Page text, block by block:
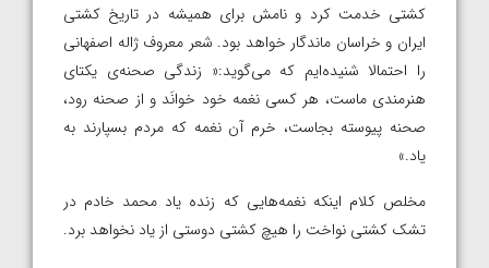
کشتی خدمت کرد و نامش برای همیشه در تاریخ کشتی
ایران و‌ خراسان ماندگار خواهد بود. شعر معروف ژاله اصفهانی
را احتمالا شنیده‌ایم که می‌گوید:« زندگی صحنه‌ی یکتای
هنرمندی ماست، هر کسی نغمه خود خوانَد و از صحنه رود،
صحنه پیوسته بجاست، خرم آن نغمه که مردم بسپارند به
یاد.»
مخلص کلام اینکه نغمه‌هایی که زنده ‌یاد محمد خادم در
تشک کشتی نواخت را هیچ کشتی دوستی از یاد نخواهد برد.